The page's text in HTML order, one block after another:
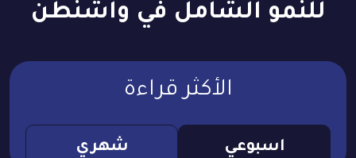
للنمو الشامل في واشنطن
الأكثر قراءة
اسبوعي شهري